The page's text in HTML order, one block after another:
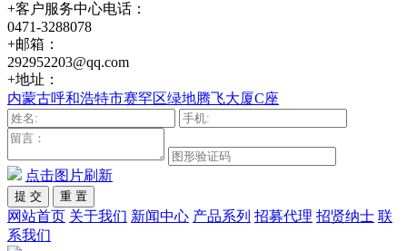
+客户服务中心电话：
0471-3288078
+邮箱：
292952203@qq.com
+地址：
内蒙古呼和浩特市赛罕区绿地腾飞大厦C座
点击图片刷新
网站首页 关于我们 新闻中心 产品系列 招募代理 招贤纳士 联
系我们